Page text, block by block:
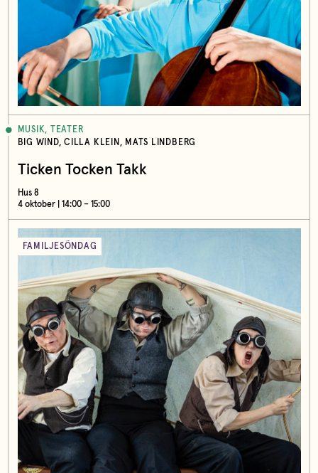
MUSIK, TEATER
BIG WIND, CILLA KLEIN, MATS LINDBERG
Ticken Tocken Takk
Hus 8
4 oktober | 14:00 – 15:00
FAMILJESÖNDAG